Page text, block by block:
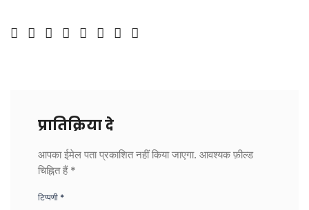
प्रातिक्रिया दे
आपका ईमेल पता प्रकाशित नहीं किया जाएगा. आवश्यक फ़ील्ड
चिह्नित हैं *
टिप्पणी *